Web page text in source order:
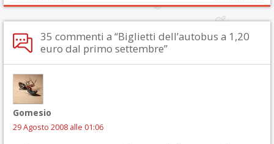
35 commenti a “Biglietti dell’autobus a 1,20
euro dal primo settembre”
Gomesio
29 Agosto 2008 alle 01:06